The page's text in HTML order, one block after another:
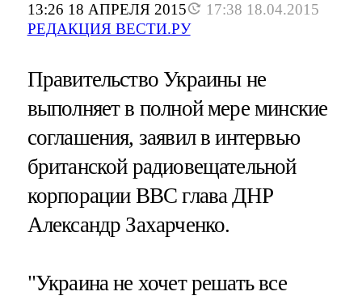
13:26 18 АПРЕЛЯ 2015
17:38 18.04.2015
РЕДАКЦИЯ ВЕСТИ.РУ
Правительство Украины не
выполняет в полной мере минские
соглашения, заявил в интервью
британской радиовещательной
корпорации BBC глава ДНР
Александр Захарченко.
"Украина не хочет решать все